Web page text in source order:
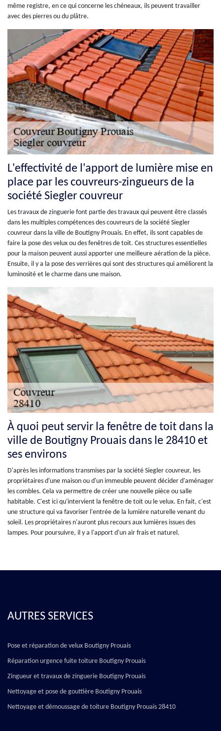
même registre, en ce qui concerne les chéneaux, ils peuvent travailler
avec des pierres ou du plâtre.
L'effectivité de l'apport de lumière mise en
place par les couvreurs-zingueurs de la
société Siegler couvreur
Les travaux de zinguerie font partie des travaux qui peuvent être classés
dans les multiples compétences des couvreurs de la société Siegler
couvreur dans la ville de Boutigny Prouais. En effet, ils sont capables de
faire la pose des velux ou des fenêtres de toit. Ces structures essentielles
pour la maison peuvent aussi apporter une meilleure aération de la pièce.
Ensuite, il y a la pose des verrières qui sont des structures qui améliorent la
luminosité et le charme dans une maison.
À quoi peut servir la fenêtre de toit dans la
ville de Boutigny Prouais dans le 28410 et
ses environs
D'après les informations transmises par la société Siegler couvreur, les
propriétaires d'une maison ou d'un immeuble peuvent décider d'aménager
les combles. Cela va permettre de créer une nouvelle pièce ou salle
habitable. C'est ici qu'intervient la fenêtre de toit ou le velux. En fait, c'est
une structure qui va favoriser l'entrée de la lumière naturelle venant du
soleil. Les propriétaires n'auront plus recours aux lumières issues des
lampes. Pour poursuivre, il y a l'apport d'un air frais et naturel.
AUTRES SERVICES
Pose et réparation de velux Boutigny Prouais
Réparation urgence fuite toiture Boutigny Prouais
Zingueur et travaux de zinguerie Boutigny Prouais
Nettoyage et pose de gouttière Boutigny Prouais
Nettoyage et démoussage de toiture Boutigny Prouais 28410